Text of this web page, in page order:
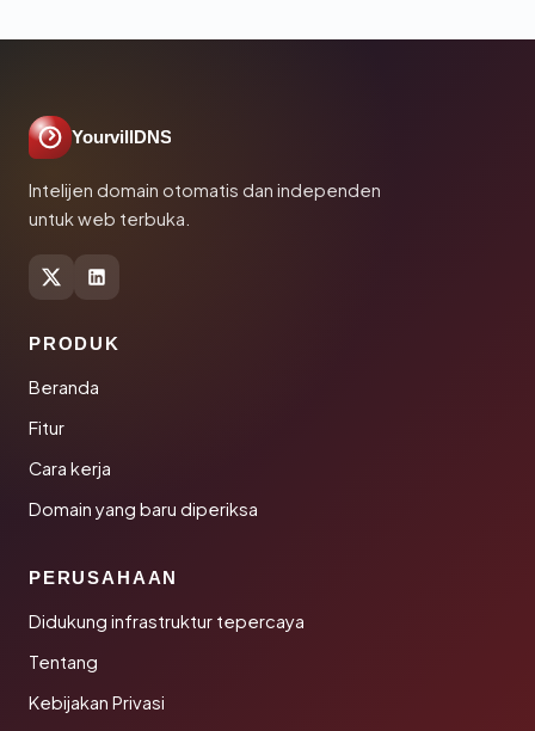
YourvillDNS
Intelijen domain otomatis dan independen
untuk web terbuka.
PRODUK
Beranda
Fitur
Cara kerja
Domain yang baru diperiksa
PERUSAHAAN
Didukung infrastruktur tepercaya
Tentang
Kebijakan Privasi